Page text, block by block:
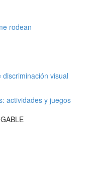
rodean
visual
actividades y juegos